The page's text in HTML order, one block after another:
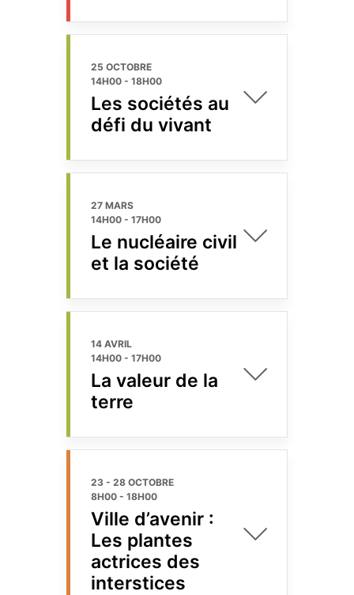
25 OCTOBRE
14H00 - 18H00
Les sociétés au
défi du vivant
27 MARS
14H00 - 17H00
Le nucléaire civil
et la société
14 AVRIL
14H00 - 17H00
La valeur de la
terre
23 - 28 OCTOBRE
8H00 - 18H00
Ville d’avenir :
Les plantes
actrices des
interstices